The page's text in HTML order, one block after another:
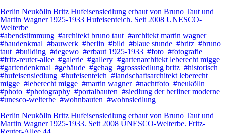
Berlin Neukölln Britz Hufeisensiedlung erbaut von Bruno Taut und
Martin Wagner 1925-1933 Hufeisenteich. Seit 2008 UNESCO-
Welterbe
#abendstimmung #architekt bruno taut #architekt martin wagner
#baudenkmal #bauwerk #berlin #bild #blaue stunde #britz #bruno
taut #building #degewo #erbaut 1925-1933 #foto #fotografie
#fritz-reuter-allee #galerie #gallery #gartenarchitekt leberecht migge
#gartendenkmal #gebäude #gehag #grosssiedlung britz #historisch
#hufeisensiedlung #hufeisenteich #landschaftsarchitekt leberecht
migge #leberecht migge #martin wagner #nachtfoto #neukölln
#photo #photography #portalbauten #siedlung der berliner moderne
#unesco-welterbe #wohnbauten #wohnsiedlung
Berlin Neukölln Britz Hufeisensiedlung erbaut von Bruno Taut und
Martin Wagner 1925-1933. Seit 2008 UNESCO-Welterbe. Fritz-